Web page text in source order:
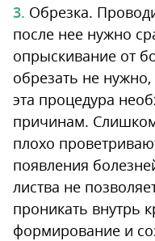
Обрезка.
после нее нужно
опрыскивание от
обрезать не
эта процедура
причинам.
плохо
появления
листва не
проникать внутрь
формирование и